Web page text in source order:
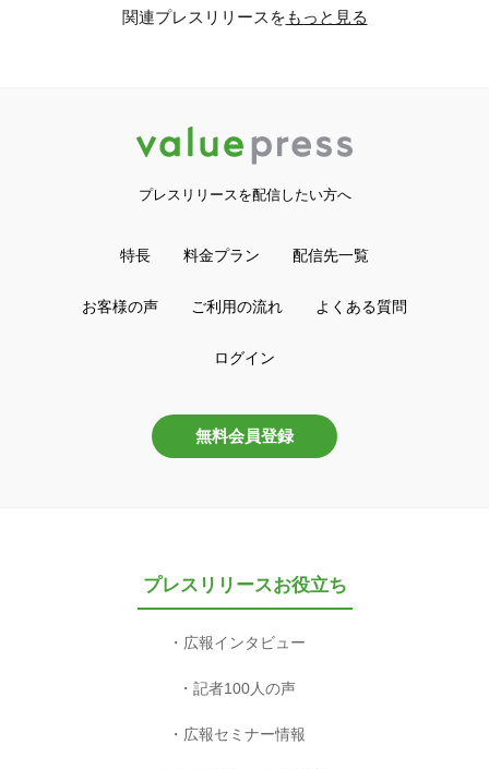
関連プレスリリースをもっと見る
プレスリリースを配信したい方へ
特長 料金プラン 配信先一覧
お客様の声 ご利用の流れ よくある質問
ログイン
無料会員登録
プレスリリースお役立ち
広報インタビュー
記者100人の声
広報セミナー情報